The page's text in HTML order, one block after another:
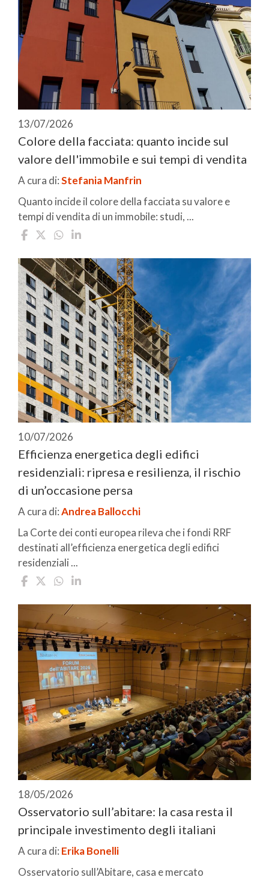
13/07/2026
Colore della facciata: quanto incide sul
valore dell'immobile e sui tempi di vendita
A cura di:Stefania Manfrin
Quanto incide il colore della facciata su valore e
tempi di vendita di un immobile: studi, ...
10/07/2026
Efficienza energetica degli edifici
residenziali: ripresa e resilienza, il rischio
di un’occasione persa
A cura di:Andrea Ballocchi
La Corte dei conti europea rileva che i fondi RRF
destinati all’efficienza energetica degli edifici
residenziali ...
18/05/2026
Osservatorio sull’abitare: la casa resta il
principale investimento degli italiani
A cura di: Erika Bonelli
Osservatorio sull’Abitare, casa e mercato